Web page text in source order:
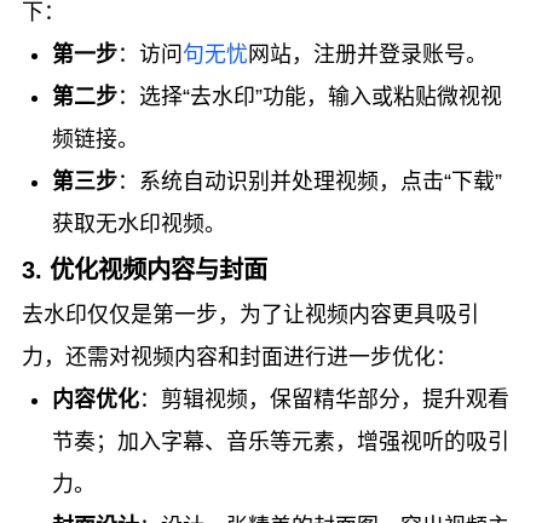
下：
第一步：访问句无忧 网站，注册并登录账号。
第二步：选择“去水印”功能，输入或粘贴微视视
频链接。
第三步：系统自动识别并处理视频，点击“下载”
获取无水印视频。
3. 优化视频内容与封面
去水印仅仅是第一步，为了让视频内容更具吸引
力，还需对视频内容和封面进行进一步优化：
内容优化：剪辑视频，保留精华部分，提升观看
节奏；加入字幕、音乐等元素，增强视听的吸引
力。